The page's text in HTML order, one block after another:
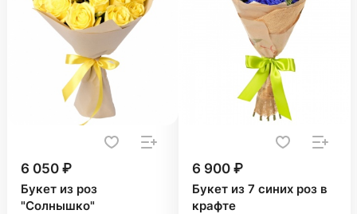
6 050 ₽
Букет из роз
"Солнышко"
6 900 ₽
Букет из 7 синих роз в
крафте